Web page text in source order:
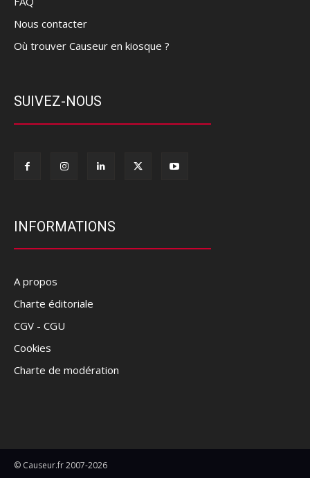
Nous contacter
Où trouver Causeur en kiosque ?
SUIVEZ-NOUS
INFORMATIONS
A propos
Charte éditoriale
CGV - CGU
Cookies
Charte de modération
© Causeur.fr 2007-2026